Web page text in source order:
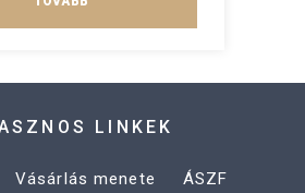
LINKEK
Vásárlás menete
ÁSZF